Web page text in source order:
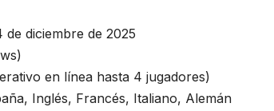
de diciembre de 2025
en línea hasta 4 jugadores)
Inglés, Francés, Italiano, Alemán